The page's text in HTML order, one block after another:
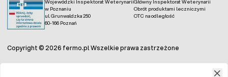
Wojewódzki Inspektorat Weterynarii
w Poznaniu
ul. Grunwaldzka 250
60-166 Poznań
Główny Inspektorat Weterynarii
Obrót produktami leczniczymi
OTC na odległość
Copyright © 2026 fermo.pl Wszelkie prawa zastrzeżone